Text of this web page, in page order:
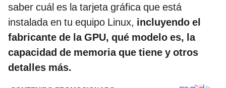
saber cuál es la tarjeta gráfica que está
instalada en tu equipo Linux, incluyendo el
fabricante de la GPU, qué modelo es, la
capacidad de memoria que tiene y otros
detalles más.